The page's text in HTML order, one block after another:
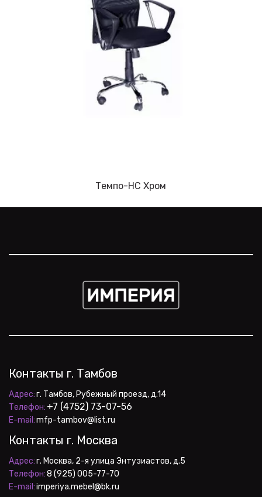
Темпо-НС Хром
Контакты г. Тамбов
Адрес:
Телефон: +7 (4752) 73-07-56
E-mail: mfp-tambov@list.ru
Контакты г. Москва
Адрес:
Телефон:
E-mail: imperiya.mebel@bk.ru